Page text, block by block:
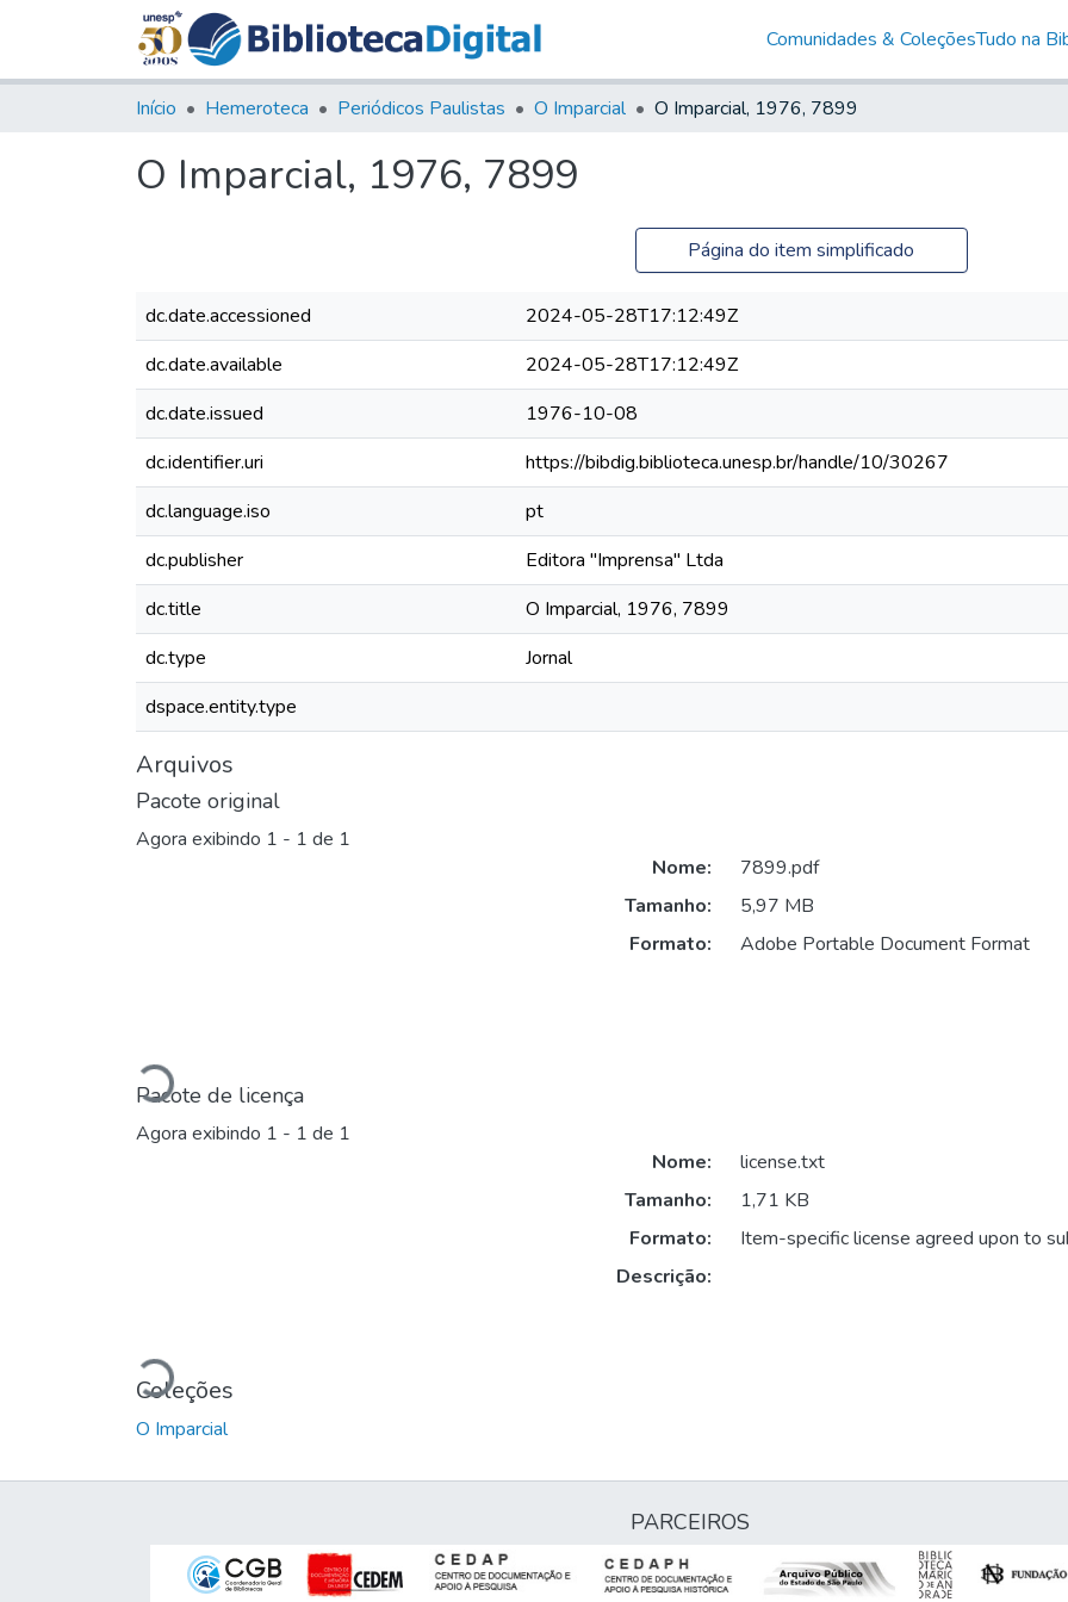
Comunidades & ColeçõesTudo na
Início Hemeroteca Periódicos Paulistas O Imparcial O Imparcial, 1976, 7899
O Imparcial, 1976, 7899
Página do item simplificado
dc.date.accessioned
2024-05-28T17:12:49Z
dc.date.available
2024-05-28T17:12:49Z
dc.date.issued
1976-10-08
dc.identifier.uri
https://bibdig.biblioteca.unesp.br/handle/10/30267
dc.language.iso
pt
dc.publisher
Editora "Imprensa" Ltda
dc.title
O Imparcial, 1976, 7899
dc.type
Jornal
dspace.entity.type
Arquivos
Pacote original
Agora exibindo 1 - 1 de 1
Carregando...
Nome:
7899.pdf
Tamanho:
5,97 MB
Formato:
Adobe Portable Document Format
Pacote de licença
Agora exibindo 1 - 1 de 1
Carregando...
Nome:
license.txt
Tamanho:
1,71 KB
Formato:
Item-specific license agreed upon to
Descrição:
Coleções
O Imparcial
PARCEIROS